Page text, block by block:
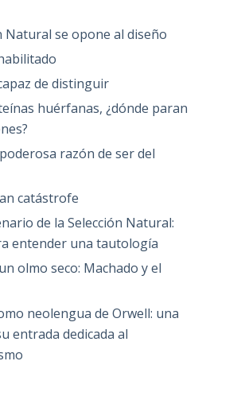
Natural se opone al diseño
de distinguir
huérfanas, ¿dónde paran
razón de ser del
catástrofe
de la Selección Natural:
entender una tautología
olmo seco: Machado y el
neolengua de Orwell: una
entrada dedicada al